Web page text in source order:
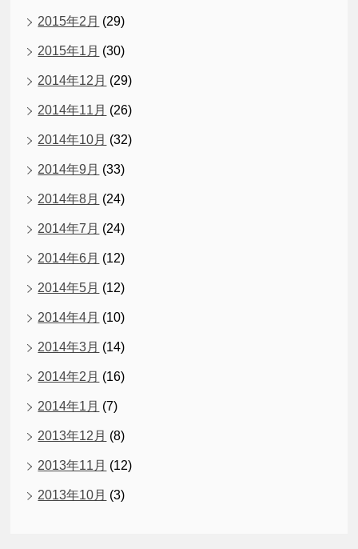
2015年2月 (29)
2015年1月 (30)
2014年12月 (29)
2014年11月 (26)
2014年10月 (32)
2014年9月 (33)
2014年8月 (24)
2014年7月 (24)
2014年6月 (12)
2014年5月 (12)
2014年4月 (10)
2014年3月 (14)
2014年2月 (16)
2014年1月 (7)
2013年12月 (8)
2013年11月 (12)
2013年10月 (3)